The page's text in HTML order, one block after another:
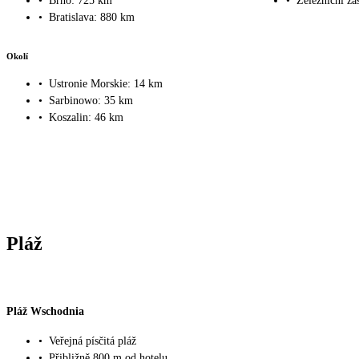
• Bratislava: 880 km
Okolí
• Ustronie Morskie: 14 km
•
Sarbinowo: 35 km
• Koszalin: 46 km
Pláž
Pláž Wschodnia
• Veřejná písčitá pláž